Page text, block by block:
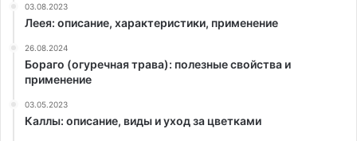
03.08.2023
Леея: описание, характеристики, применение
26.08.2024
Бораго (огуречная трава): полезные свойства и
применение
03.05.2023
Каллы: описание, виды и уход за цветками